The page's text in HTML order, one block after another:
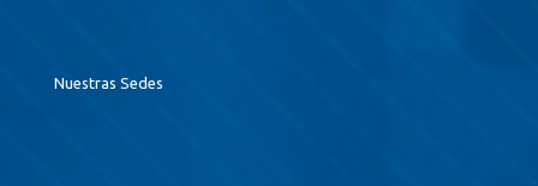
Nuestras Sedes